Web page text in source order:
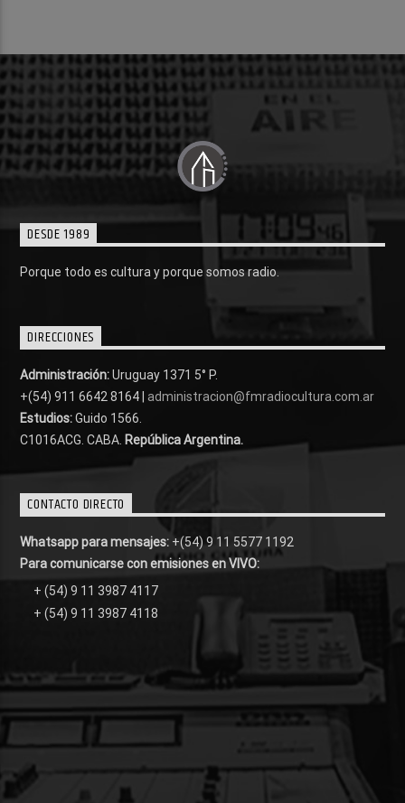
DESDE 1989
Porque todo es cultura y porque somos radio.
DIRECCIONES
Administración:Uruguay 1371 5° P.
+(54) 911 6642 8164 | administracion@fmradiocultura.com.ar
Estudios:Guido 1566.
C1016ACG . CABA. República Argentina.
CONTACTO DIRECTO
Whatsapp para mensajes: +(54) 9 11 5577 1192
Para comunicarse con emisiones en VIVO:
+ (54) 9 11 3987 4117
+ (54) 9 11 3987 4118